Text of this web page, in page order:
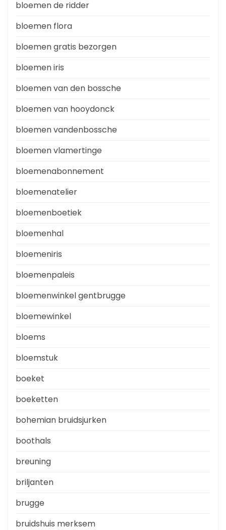
bloemen de ridder
bloemen flora
bloemen gratis bezorgen
bloemen iris
bloemen van den bossche
bloemen van hooydonck
bloemen vandenbossche
bloemen vlamertinge
bloemenabonnement
bloemenatelier
bloemenboetiek
bloemenhal
bloemeniris
bloemenpaleis
bloemenwinkel gentbrugge
bloemewinkel
bloems
bloemstuk
boeket
boeketten
bohemian bruidsjurken
boothals
breuning
briljanten
brugge
bruidshuis merksem